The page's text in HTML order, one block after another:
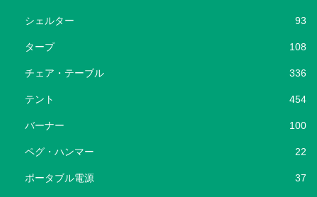
シェルター 93
タープ 108
チェア・テーブル 336
テント 454
バーナー 100
ペグ・ハンマー 22
ポータブル電源 37